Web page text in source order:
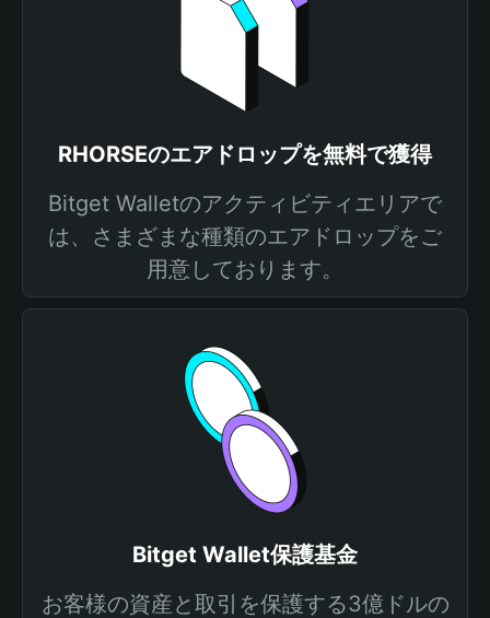
RHORSEのエアドロップを無料で獲得
Bitget Walletのアクティビティエリアで
は、さまざまな種類のエアドロップをご
用意しております。
Bitget Wallet保護基金
お客様の資産と取引を保護する3億ドルの